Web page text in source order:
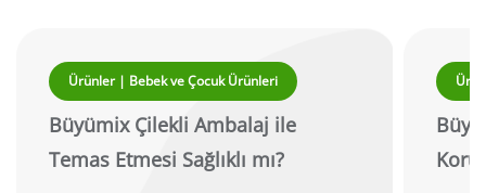
Ürünler | Bebek ve Çocuk Ürünleri
Büyümix Çilekli Ambalaj ile
Temas Etmesi Sağlıklı mı?